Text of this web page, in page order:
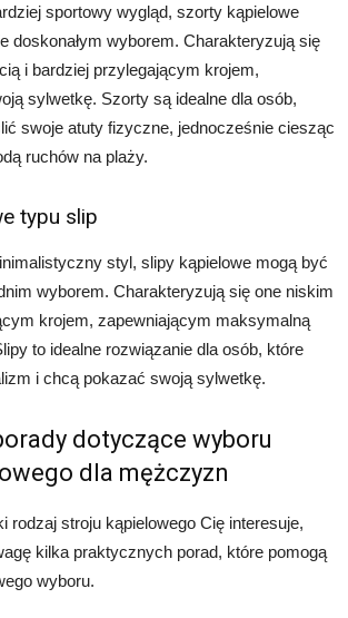
sportowy wygląd, szorty kąpielowe
doskonałym wyborem. Charakteryzują się
i bardziej przylegającym krojem,
sylwetkę. Szorty są idealne dla osób,
swoje atuty fizyczne, jednocześnie ciesząc
ruchów na plaży.
typu slip
styl, slipy kąpielowe mogą być
wyborem. Charakteryzują się one niskim
krojem, zapewniającym maksymalną
to idealne rozwiązanie dla osób, które
i chcą pokazać swoją sylwetkę.
dotyczące wyboru
dla mężczyzn
rodzaj stroju kąpielowego Cię interesuje,
kilka praktycznych porad, które pomogą
wyboru.